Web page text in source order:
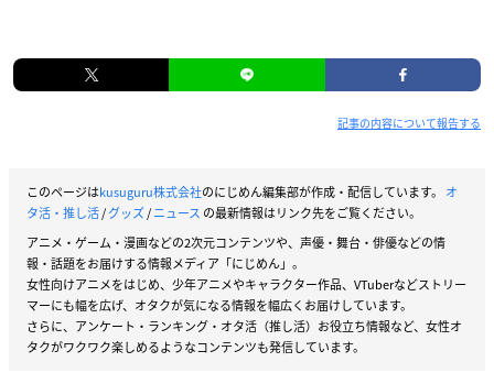
記事の内容について報告する
このページはkusuguru株式会社のにじめん編集部が作成・配信しています。 オ
タ活・推し活/グッズ/ニュース の最新情報はリンク先をご覧ください。
アニメ・ゲーム・漫画などの2次元コンテンツや、声優・舞台・俳優などの情
報・話題をお届けする情報メディア「にじめん」。
女性向けアニメをはじめ、少年アニメやキャラクター作品、VTuberなどストリー
マーにも幅を広げ、オタクが気になる情報を幅広くお届けしています。
さらに、アンケート・ランキング・オタ活（推し活）お役立ち情報など、女性オ
タクがワクワク楽しめるようなコンテンツも発信しています。